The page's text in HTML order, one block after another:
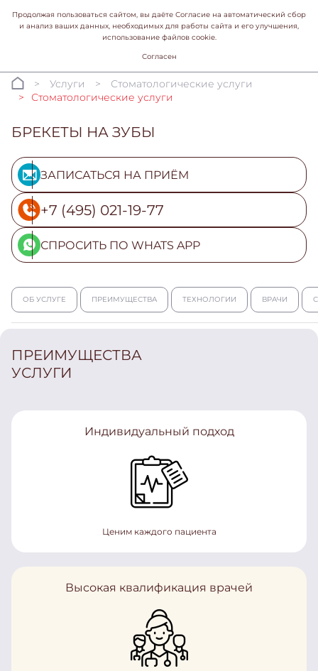
Услуги
Стоматологические услуги
Стоматологические услуги
БРЕКЕТЫ НА ЗУБЫ
ЗАПИСАТЬСЯ НА ПРИЁМ
+7 (495) 021-19-77
СПРОСИТЬ ПО WHATS APP
ОБ УСЛУГЕ ПРЕИМУЩЕСТВА ТЕХНОЛОГИИ ВРАЧИ
ПРЕИМУЩЕСТВА
УСЛУГИ
Индивидуальный подход
Ценим каждого пациента
Высокая квалификация врачей
Продолжая пользоваться сайтом, вы даёте Согласие на автоматический сбор
и анализ ваших данных, необходимых для работы сайта и его улучшения,
использование файлов cookie.
Согласен